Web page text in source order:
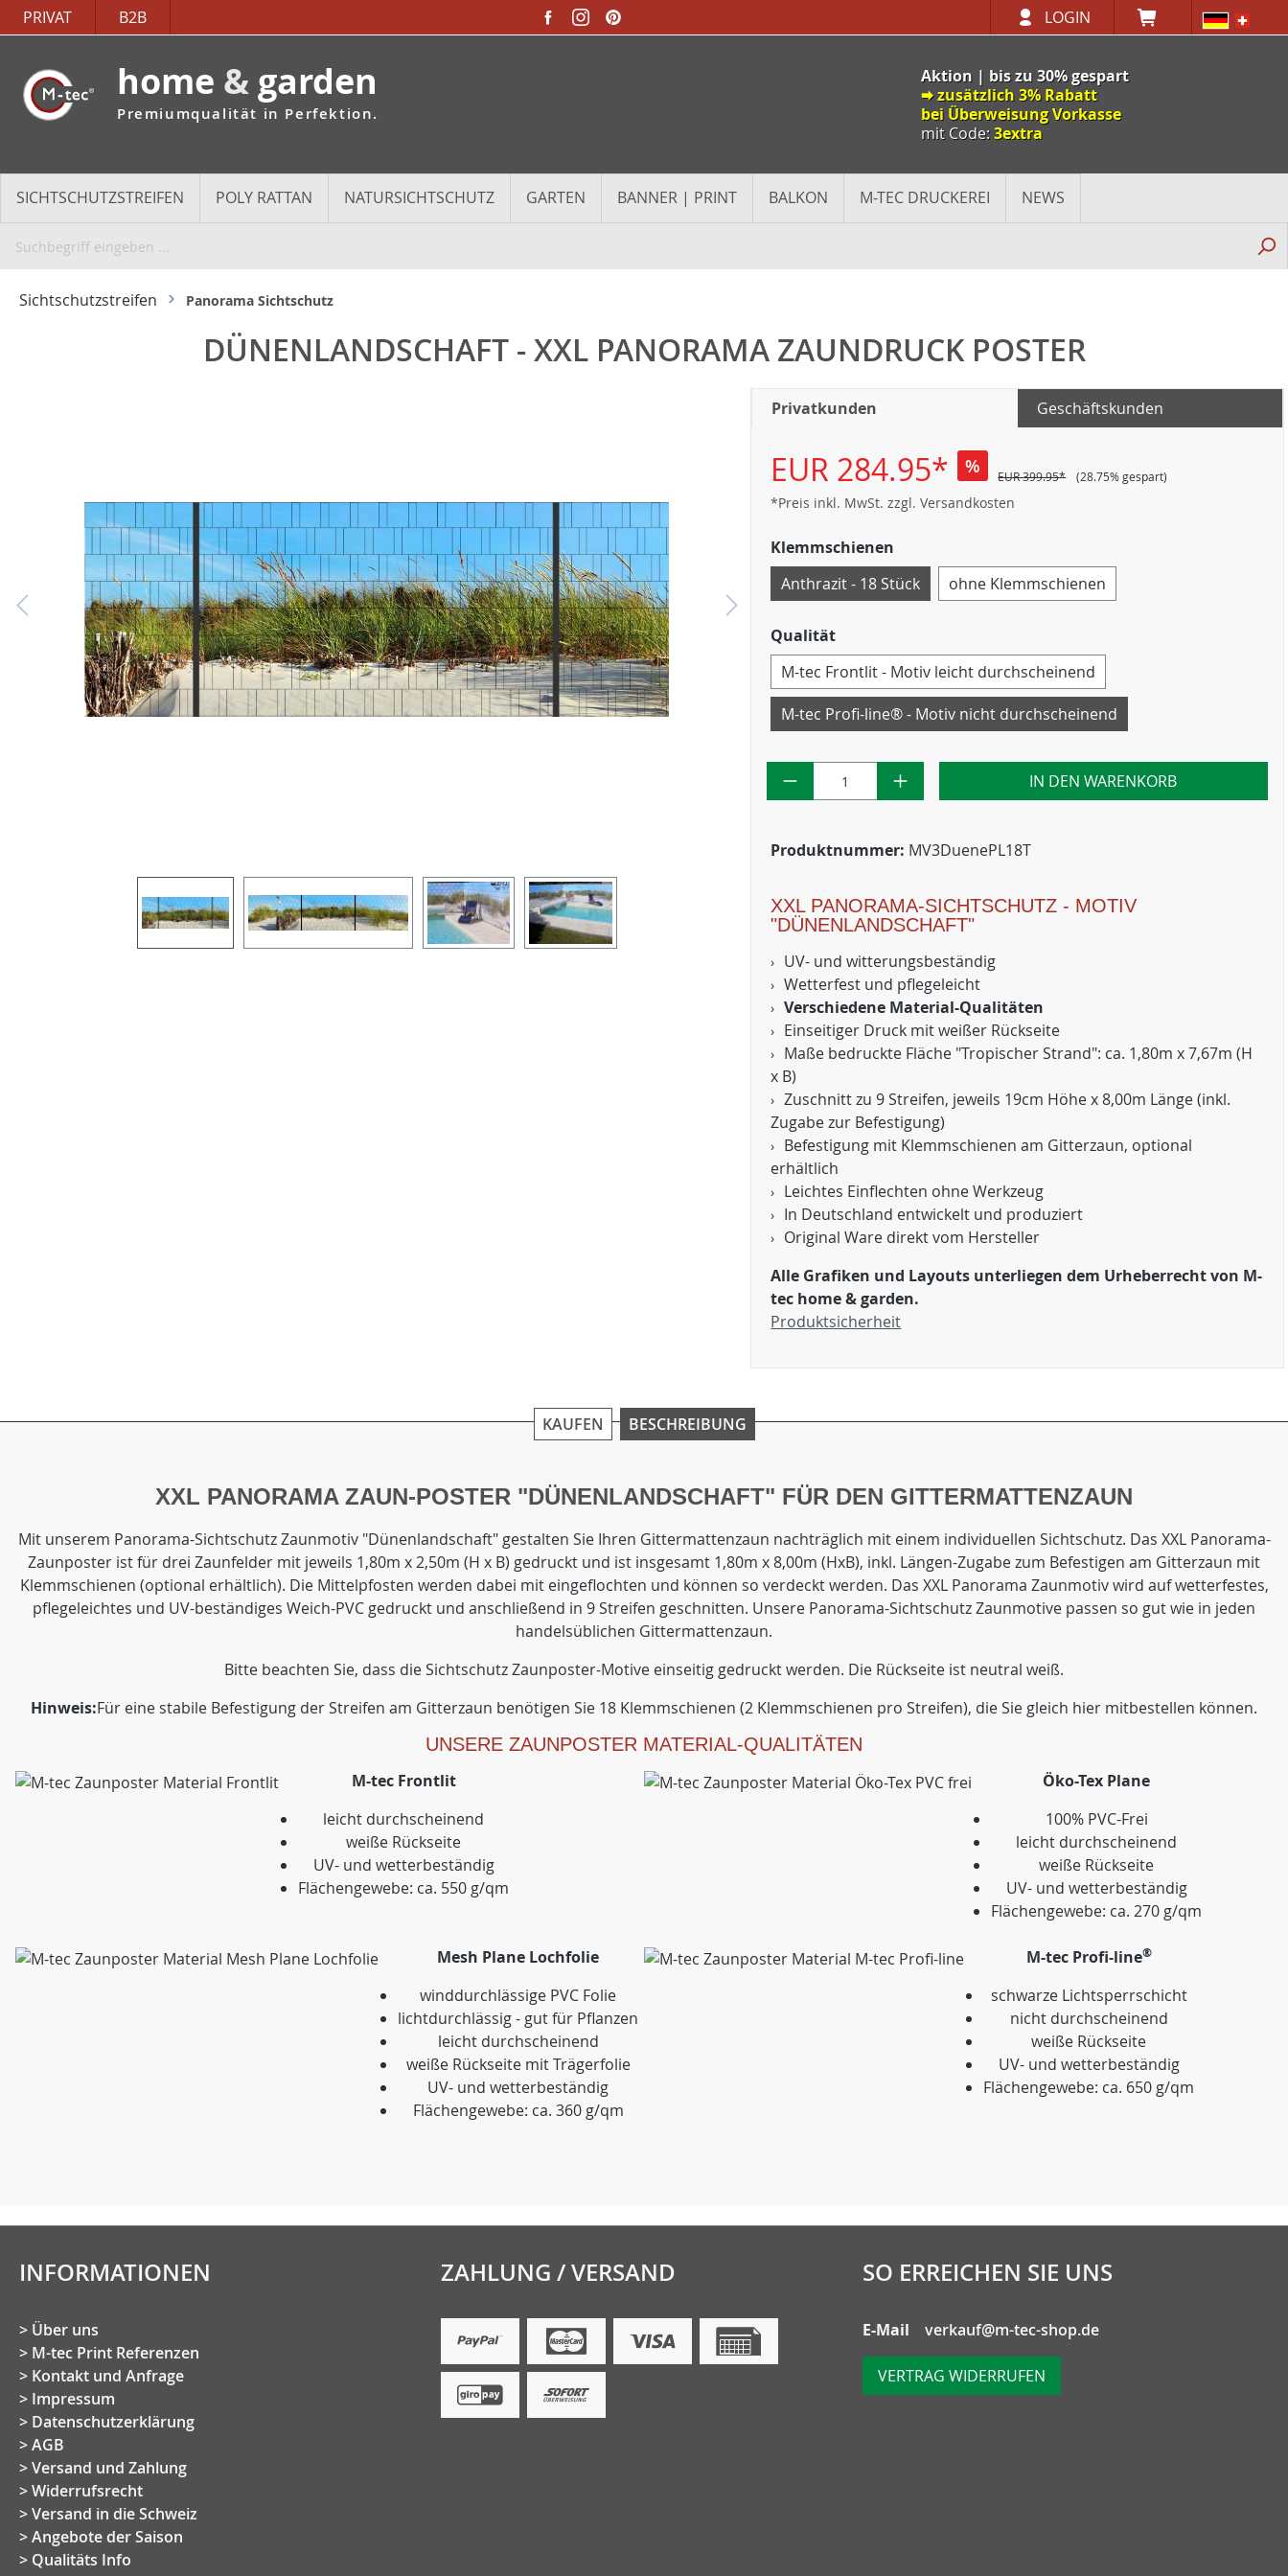
PRIVAT B2B LOGIN
home & garden
Premiumqualität in Perfektion.
Aktion | bis zu 30% gespart
🠮 zusätzlich 3% Rabatt
bei Überweisung Vorkasse
mit Code:3extra
SICHTSCHUTZSTREIFEN POLY RATTAN NATURSICHTSCHUTZ GARTEN BANNER | PRINT BALKON M-TEC DRUCKEREI NEWS
Sichtschutzstreifen Panorama Sichtschutz
DÜNENLANDSCHAFT - XXL PANORAMA ZAUNDRUCK POSTER
Privatkunden Geschäftskunden
EUR 284.95* % EUR 399.95* (28.75% gespart)
*Preis inkl. MwSt. zzgl. Versandkosten
Klemmschienen
Anthrazit - 18 Stück
ohne Klemmschienen
Qualität
M-tec Frontlit - Motiv leicht durchscheinend
M-tec Profi-line® - Motiv nicht durchscheinend
IN DEN WARENKORB
Produktnummer: MV3DuenePL18T
XXL PANORAMA-SICHTSCHUTZ - MOTIV
"DÜNENLANDSCHAFT"
UV- und witterungsbeständig
Wetterfest und pflegeleicht
Verschiedene Material-Qualitäten
Einseitiger Druck mit weißer Rückseite
Maße bedruckte Fläche "Tropischer Strand": ca. 1,80m x 7,67m (H
x B)
Zuschnitt zu 9 Streifen, jeweils 19cm Höhe x 8,00m Länge (inkl.
Zugabe zur Befestigung)
Befestigung mit Klemmschienen am Gitterzaun, optional
erhältlich
Leichtes Einflechten ohne Werkzeug
In Deutschland entwickelt und produziert
Original Ware direkt vom Hersteller
Alle Grafiken und Layouts unterliegen dem Urheberrecht von M-
tec home & garden.
Produktsicherheit
KAUFEN BESCHREIBUNG
XXL PANORAMA ZAUN-POSTER "DÜNENLANDSCHAFT" FÜR DEN GITTERMATTENZAUN
Mit unserem Panorama-Sichtschutz Zaunmotiv "Dünenlandschaft" gestalten Sie Ihren Gittermattenzaun nachträglich mit einem individuellen Sichtschutz. Das XXL Panorama-
Zaunposter ist für drei Zaunfelder mit jeweils 1,80m x 2,50m (H x B) gedruckt und ist insgesamt 1,80m x 8,00m (HxB), inkl. Längen-Zugabe zum Befestigen am Gitterzaun mit
Klemmschienen (optional erhältlich). Die Mittelpfosten werden dabei mit eingeflochten und können so verdeckt werden. Das XXL Panorama Zaunmotiv wird auf wetterfestes,
pflegeleichtes und UV-beständiges Weich-PVC gedruckt und anschließend in 9 Streifen geschnitten. Unsere Panorama-Sichtschutz Zaunmotive passen so gut wie in jeden
handelsüblichen Gittermattenzaun.
Bitte beachten Sie, dass die Sichtschutz Zaunposter-Motive einseitig gedruckt werden. Die Rückseite ist neutral weiß.
Hinweis:Für eine stabile Befestigung der Streifen am Gitterzaun benötigen Sie 18 Klemmschienen (2 Klemmschienen pro Streifen), die Sie gleich hier mitbestellen können.
UNSERE ZAUNPOSTER MATERIAL-QUALITÄTEN
M-tec Frontlit
leicht durchscheinend
weiße Rückseite
UV- und wetterbeständig
Flächengewebe: ca. 550 g/qm
Öko-Tex Plane
100% PVC-Frei
leicht durchscheinend
weiße Rückseite
UV- und wetterbeständig
Flächengewebe: ca. 270 g/qm
Mesh Plane Lochfolie
winddurchlässige PVC Folie
lichtdurchlässig - gut für Pflanzen
leicht durchscheinend
weiße Rückseite mit Trägerfolie
UV- und wetterbeständig
Flächengewebe: ca. 360 g/qm
M-tec Profi-line®
schwarze Lichtsperrschicht
nicht durchscheinend
weiße Rückseite
UV- und wetterbeständig
Flächengewebe: ca. 650 g/qm
INFORMATIONEN
Über uns
M-tec Print Referenzen
Kontakt und Anfrage
Impressum
Datenschutzerklärung
AGB
Versand und Zahlung
Widerrufsrecht
Versand in die Schweiz
Angebote der Saison
Qualitäts Info
ZAHLUNG / VERSAND SO ERREICHEN SIE UNS
E-Mail verkauf@m-tec-shop.de
VERTRAG WIDERRUFEN